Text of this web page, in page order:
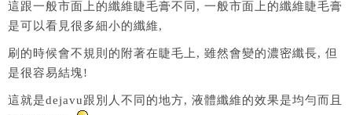
這跟一般市面上的纖維睫毛膏不同, 一般市面上的纖維睫毛膏
是可以看見很多細小的纖維,
刷的時候會不規則的附著在睫毛上, 雖然會變的濃密纖長, 但
是很容易結塊!
這就是dejavu跟別人不同的地方, 液體纖維的效果是均勻而且